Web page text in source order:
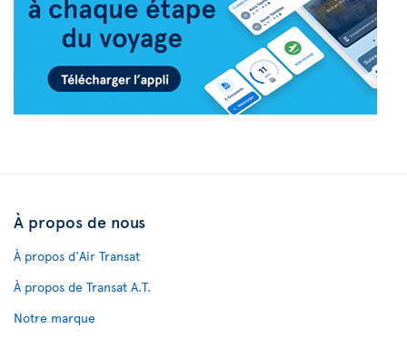
À propos de nous
À propos d'Air Transat
À propos de Transat A.T.
Notre marque